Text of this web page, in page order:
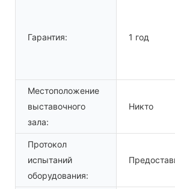
Гарантия: 1 год
Местоположение
выставочного
зала:
Никто
Протокол
испытаний
оборудования: